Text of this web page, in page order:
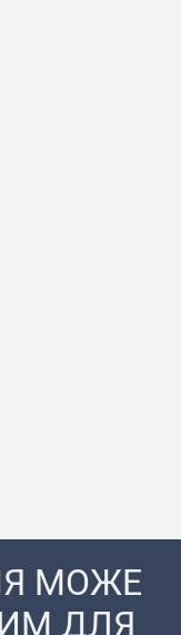
МОЖЕ
ДЛЯ